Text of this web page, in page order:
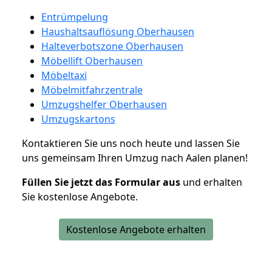
Entrümpelung
Haushaltsauflösung Oberhausen
Halteverbotszone Oberhausen
Möbellift Oberhausen
Möbeltaxi
Möbelmitfahrzentrale
Umzugshelfer Oberhausen
Umzugskartons
Kontaktieren Sie uns noch heute und lassen Sie
uns gemeinsam Ihren Umzug nach Aalen planen!
Füllen Sie jetzt das Formular aus und erhalten
Sie kostenlose Angebote.
Kostenlose Angebote erhalten